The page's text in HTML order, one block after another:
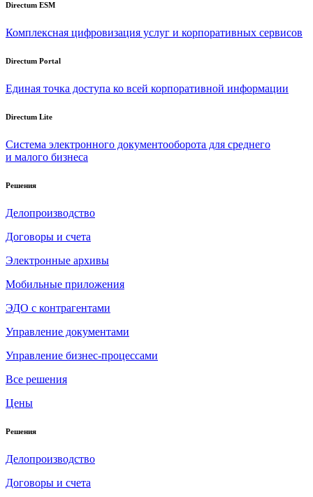
Directum ESM
Комплексная цифровизация услуг и корпоративных сервисов
Directum Portal
Единая точка доступа ко всей корпоративной информации
Directum Lite
Система электронного документооборота для среднего
и малого бизнеса
Решения
Делопроизводство
Договоры и счета
Электронные архивы
Мобильные приложения
ЭДО с контрагентами
Управление документами
Управление бизнес-процессами
Все решения
Цены
Решения
Делопроизводство
Договоры и счета